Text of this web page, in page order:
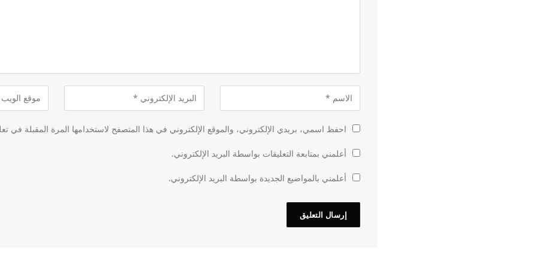
احفظ اسمي، بريدي الإلكتروني، والموقع الإلكتروني في هذا المتصفح لاستخدامها المرة المقبلة في
أعلمني بمتابعة التعليقات بواسطة البريد الإلكتروني.
أعلمني بالمواضيع الجديدة بواسطة البريد الإلكتروني.